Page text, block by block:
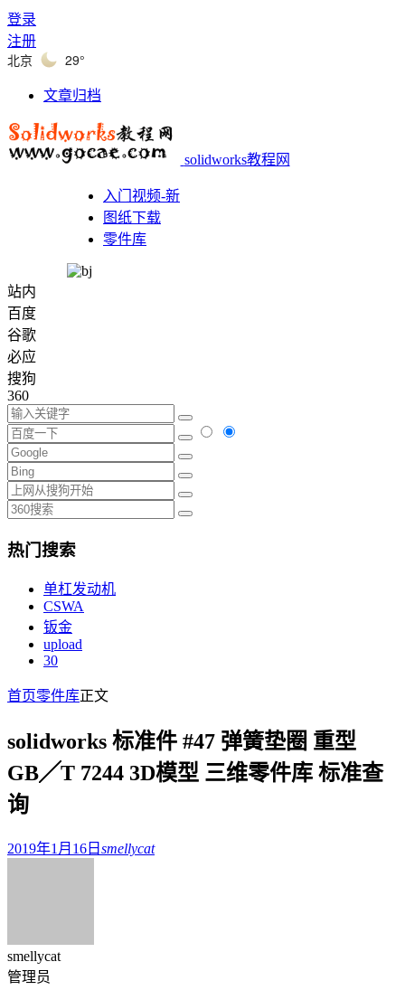
登录
注册
北京 29°
文章归档
solidworks教程网
入门视频-新
图纸下载
零件库
站内
百度
谷歌
必应
搜狗
360
热门搜索
单杠发动机
CSWA
钣金
upload
30
首页零件库正文
solidworks 标准件 #47 弹簧垫圈 重型
GB╱T 7244 3D模型 三维零件库 标准查
询
2019年1月16日 smellycat
smellycat
管理员